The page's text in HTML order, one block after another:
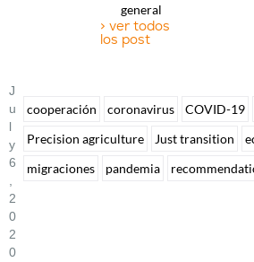
general
> ver todos
los post
J
U
L
Y
6
2
0
2
0
cooperación coronavirus COVID-19
Precision agriculture
Just transition
migraciones
pandemia